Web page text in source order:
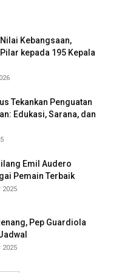
Kebangsaan,
kepada 195 Kepala
Tekankan Penguatan
Edukasi, Sarana, dan
Emil Audero
Pemain Terbaik
Pep Guardiola